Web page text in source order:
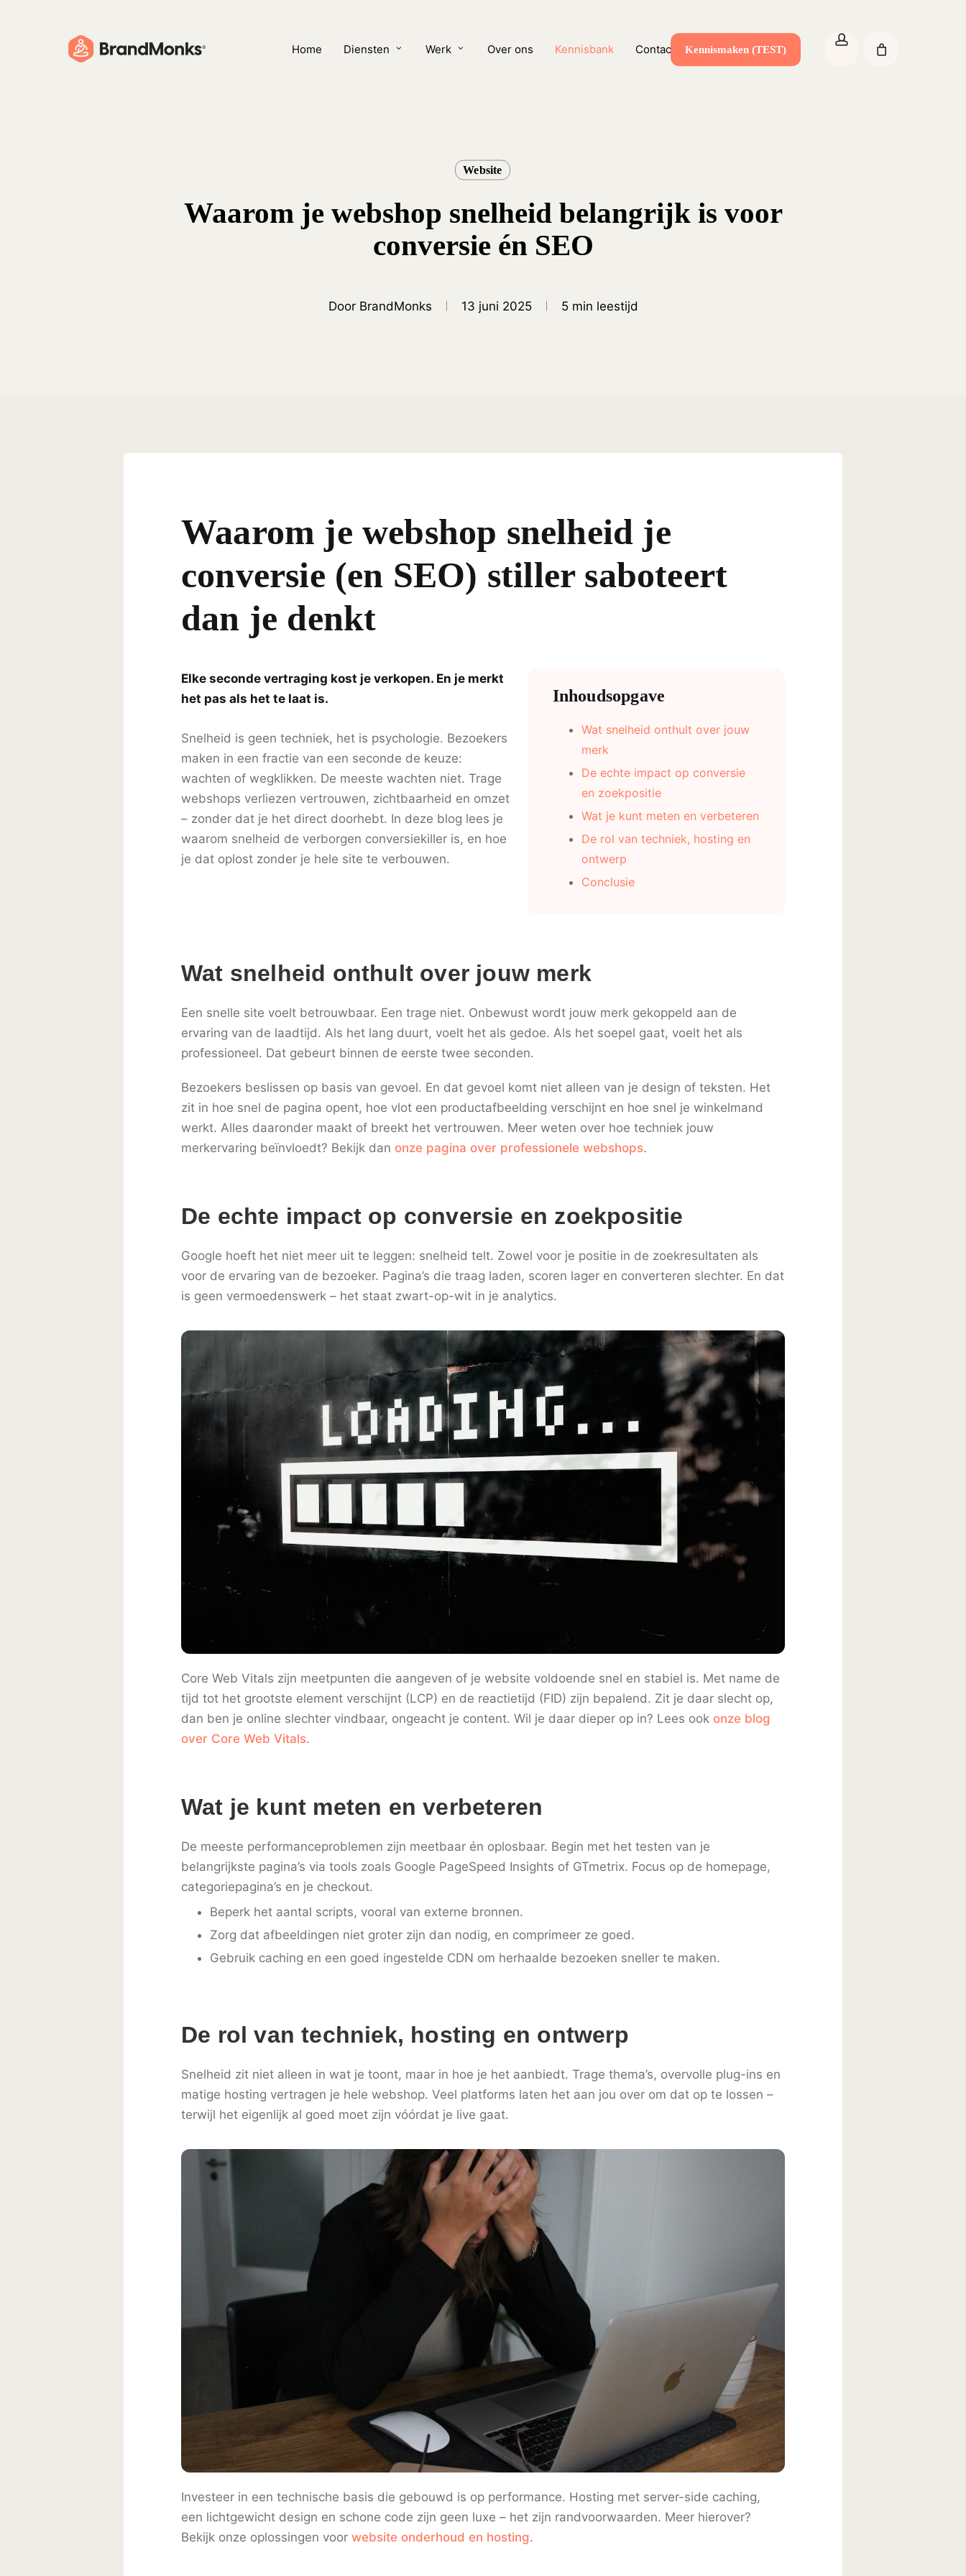
Home Diensten Werk Over ons Kennisbank Contact Kennismaken (TEST)
account
Website
Waarom je webshop snelheid belangrijk is voor
conversie én SEO
Door BrandMonks 13 juni 2025 5 min leestijd
Waarom je webshop snelheid je
conversie (en SEO) stiller saboteert
dan je denkt
Elke seconde vertraging kost je verkopen. En je merkt
het pas als het te laat is.
Snelheid is geen techniek, het is psychologie. Bezoekers
maken in een fractie van een seconde de keuze:
wachten of wegklikken. De meeste wachten niet. Trage
webshops verliezen vertrouwen, zichtbaarheid en omzet
– zonder dat je het direct doorhebt. In deze blog lees je
waarom snelheid de verborgen conversiekiller is, en hoe
je dat oplost zonder je hele site te verbouwen.
Inhoudsopgave
Wat snelheid onthult over jouw
merk
De echte impact op conversie
en zoekpositie
Wat je kunt meten en verbeteren
De rol van techniek, hosting en
ontwerp
Conclusie
Wat snelheid onthult over jouw merk
Een snelle site voelt betrouwbaar. Een trage niet. Onbewust wordt jouw merk gekoppeld aan de
ervaring van de laadtijd. Als het lang duurt, voelt het als gedoe. Als het soepel gaat, voelt het als
professioneel. Dat gebeurt binnen de eerste twee seconden.
Bezoekers beslissen op basis van gevoel. En dat gevoel komt niet alleen van je design of teksten. Het
zit in hoe snel de pagina opent, hoe vlot een productafbeelding verschijnt en hoe snel je winkelmand
werkt. Alles daaronder maakt of breekt het vertrouwen. Meer weten over hoe techniek jouw
merkervaring beïnvloedt? Bekijk dan onze pagina over professionele webshops.
De echte impact op conversie en zoekpositie
Google hoeft het niet meer uit te leggen: snelheid telt. Zowel voor je positie in de zoekresultaten als
voor de ervaring van de bezoeker. Pagina’s die traag laden, scoren lager en converteren slechter. En dat
is geen vermoedenswerk – het staat zwart-op-wit in je analytics.
Core Web Vitals zijn meetpunten die aangeven of je website voldoende snel en stabiel is. Met name de
tijd tot het grootste element verschijnt (LCP) en de reactietijd (FID) zijn bepalend. Zit je daar slecht op,
dan ben je online slechter vindbaar, ongeacht je content. Wil je daar dieper op in? Lees ook onze blog
over Core Web Vitals.
Wat je kunt meten en verbeteren
De meeste performanceproblemen zijn meetbaar én oplosbaar. Begin met het testen van je
belangrijkste pagina’s via tools zoals Google PageSpeed Insights of GTmetrix. Focus op de homepage,
categoriepagina’s en je checkout.
Beperk het aantal scripts, vooral van externe bronnen.
Zorg dat afbeeldingen niet groter zijn dan nodig, en comprimeer ze goed.
Gebruik caching en een goed ingestelde CDN om herhaalde bezoeken sneller te maken.
De rol van techniek, hosting en ontwerp
Snelheid zit niet alleen in wat je toont, maar in hoe je het aanbiedt. Trage thema’s, overvolle plug-ins en
matige hosting vertragen je hele webshop. Veel platforms laten het aan jou over om dat op te lossen –
terwijl het eigenlijk al goed moet zijn vóórdat je live gaat.
Investeer in een technische basis die gebouwd is op performance. Hosting met server-side caching,
een lichtgewicht design en schone code zijn geen luxe – het zijn randvoorwaarden. Meer hierover?
Bekijk onze oplossingen voor website onderhoud en hosting.